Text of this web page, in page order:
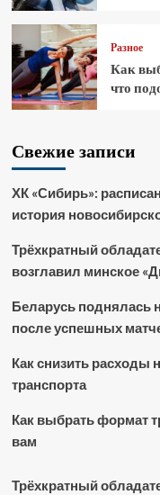
Разное
Как
что
Свежие записи
ХК «Сибирь»:
история
Трёхкратный
возглавил минское
Беларусь поднялась
после успешных
Как снизить расходы
транспорта
Как выбрать формат
вам
Трёхкратный